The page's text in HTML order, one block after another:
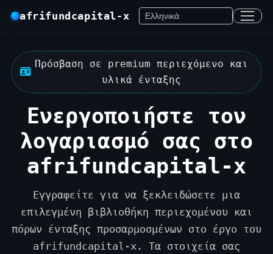
afrifundcapital-x
Πρόσβαση σε premium περιεχόμενο και
υλικά ένταξης
Ενεργοποιήστε τον
λογαριασμό σας στο
afrifundcapital-x
Εγγραφείτε για να ξεκλειδώσετε μια
επιλεγμένη βιβλιοθήκη περιεχομένου και
πόρων ένταξης προσαρμοσμένων στο έργο του
afrifundcapital-x. Τα στοιχεία σας